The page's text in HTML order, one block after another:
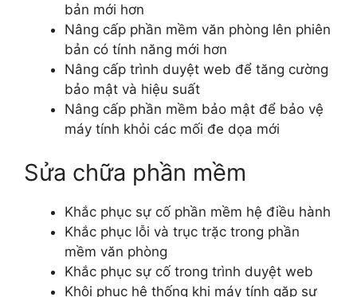
bản mới hơn
Nâng cấp phần mềm văn phòng lên phiên
bản có tính năng mới hơn
Nâng cấp trình duyệt web để tăng cường
bảo mật và hiệu suất
Nâng cấp phần mềm bảo mật để bảo vệ
máy tính khỏi các mối đe dọa mới
Sửa chữa phần mềm
Khắc phục sự cố phần mềm hệ điều hành
Khắc phục lỗi và trục trặc trong phần
mềm văn phòng
Khắc phục sự cố trong trình duyệt web
Khôi phục hệ thống khi máy tính gặp sự